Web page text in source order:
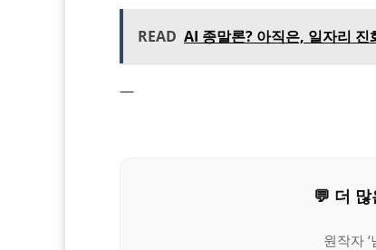
READ AI 종말론? 아직은, 일자리 진
—
💬 더
원작자